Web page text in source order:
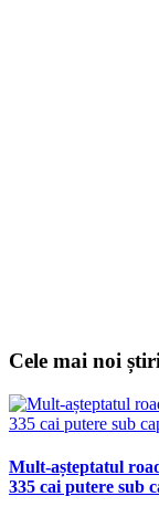
Cele mai noi știri
Mult-așteptatul
335 cai putere sub